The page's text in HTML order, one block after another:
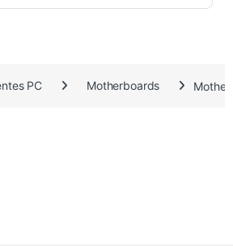
PC Motherboards